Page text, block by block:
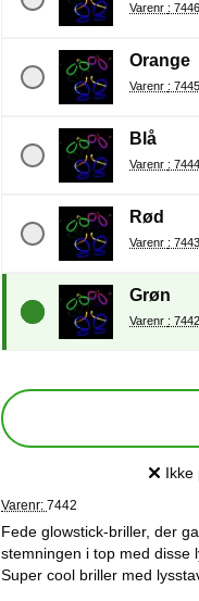
Varenr : 7446
Orange
Varenr : 7445
Blå
Varenr : 7444
Rød
Varenr : 7443
Grøn
Varenr : 7442
Ikke
Varenr: 7442
Fede glowstick-briller, der
stemningen i top med disse
Super cool briller med